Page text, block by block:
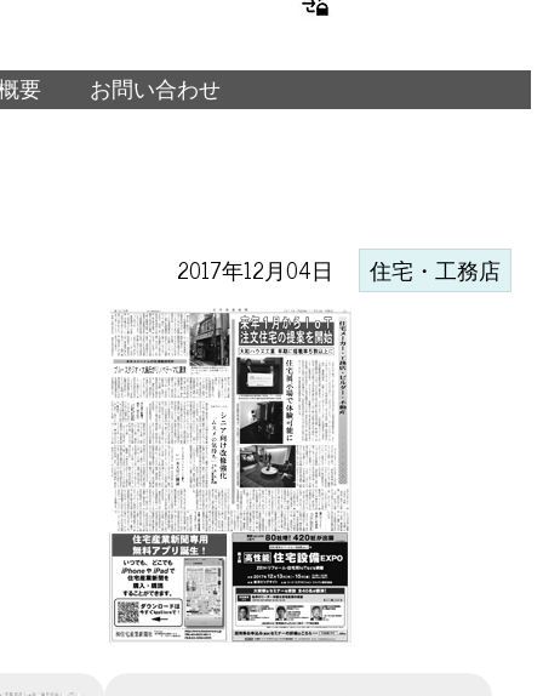
要 お問い合わせ
2017年12月04日 住宅・工務店